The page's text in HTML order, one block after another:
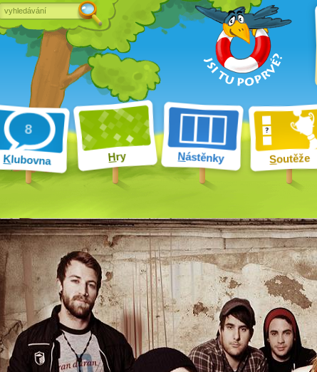
Klubovna Hry Nástěnky Soutěže